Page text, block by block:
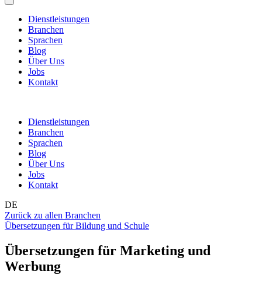
Dienstleistungen
Branchen
Sprachen
Blog
Über Uns
Jobs
Kontakt
Dienstleistungen
Branchen
Sprachen
Blog
Über Uns
Jobs
Kontakt
DE
Zurück zu allen Branchen
Übersetzungen für Bildung und Schule
Übersetzungen für Marketing und
Werbung